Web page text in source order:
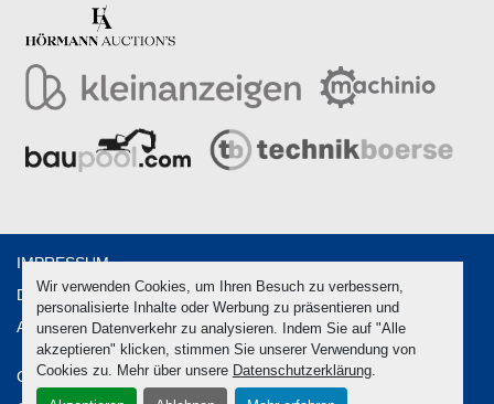
Wir verwenden Cookies, um Ihren Besuch zu verbessern,
personalisierte Inhalte oder Werbung zu präsentieren und
unseren Datenverkehr zu analysieren. Indem Sie auf "Alle
akzeptieren" klicken, stimmen Sie unserer Verwendung von
Cookies zu. Mehr über unsere Datenschutzerklärung.
Cookie-Einstellungen
IMPRESSUM
DATENSCHUTZ
AGB